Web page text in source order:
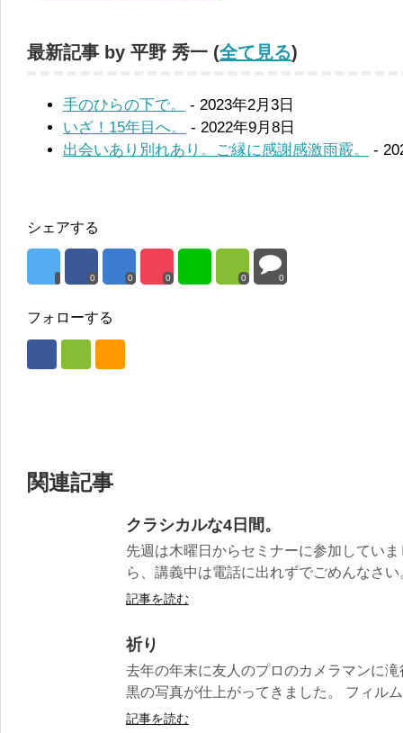
最新記事 by 平野 秀一 (全て見る)
手のひらの下で。
- 2023年2月3日
いざ！15年目へ。
- 2022年9月8日
出会いあり別れあり。ご縁に感謝感激雨霰。
-
シェアする
0 0 0 0 0
フォローする
関連記事
クラシカルな4日間。
先週は木曜日からセミナーに参加してい
ら、講義中は電話に出れずでごめんなさ
記事を読む
祈り
去年の年末に友人のプロのカメラマンに
黒の写真が仕上がってきました。 フィル
記事を読む